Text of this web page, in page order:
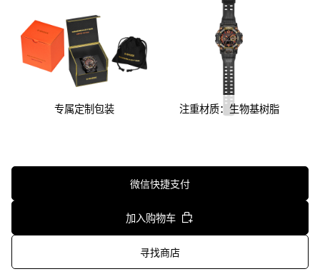
配置确保了出色的可视性与时间判读性。此外，在中国大陆以外
时，通过应用程序设定任意地点*，位于3点位置的指示针将始终指
向该方向，搭载了地点指示器功能。即使在沙尘暴等视线受阻的情
况下，也能为佩戴者的行动提供支持。 ※在中国大陆，无法通过应
用程序设定地点。 ※表壳、表圈、表带的主要树脂部件采用了生物
质树脂。通过使用可再生的有机资源作为原料，有助于降低环境负
专属定制包装 注重材质：生物基树脂
微信快捷支付
加入购物车
寻找商店